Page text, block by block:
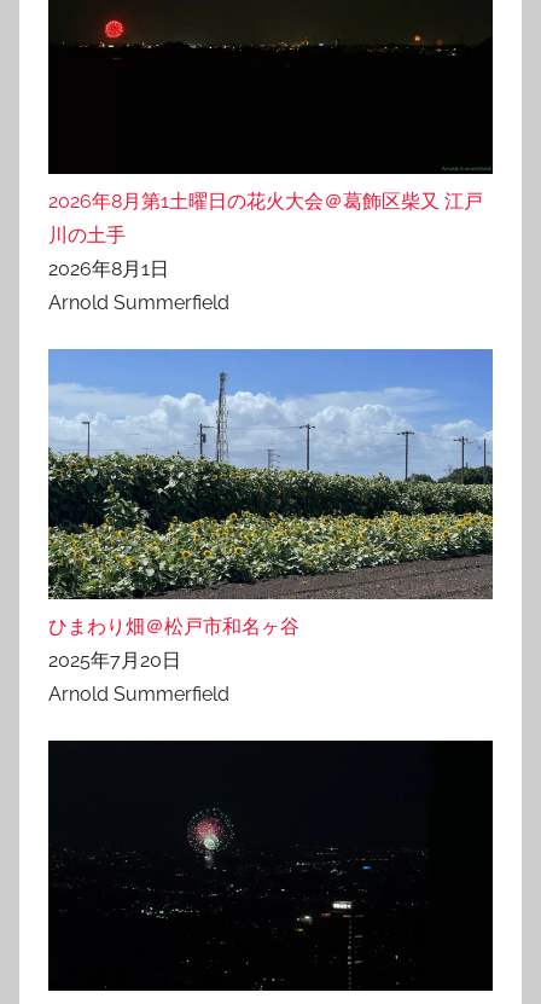
2026年8月第1土曜日の花火大会＠葛飾区柴又 江戸
川の土手
2026年8月1日
Arnold Summerfield
ひまわり畑＠松戸市和名ヶ谷
2025年7月20日
Arnold Summerfield